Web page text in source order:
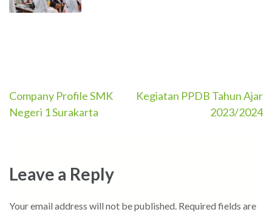
Post
navigation
Company Profile SMK
Negeri 1 Surakarta
Kegiatan PPDB Tahun Ajar
2023/2024
Leave a Reply
Your email address will not be published. Required fields are